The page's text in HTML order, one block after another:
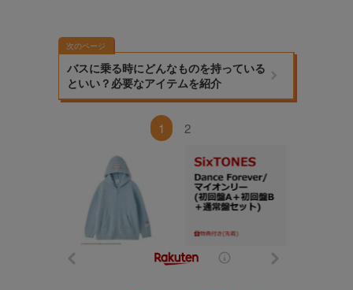
次のページ
バスに乗る時にどんなものを持っている
といい？必要なアイテムを紹介
1 2